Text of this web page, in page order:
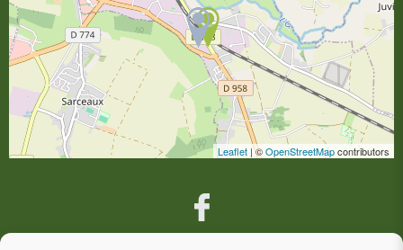
Leaflet | ©OpenStreetMapcontributors